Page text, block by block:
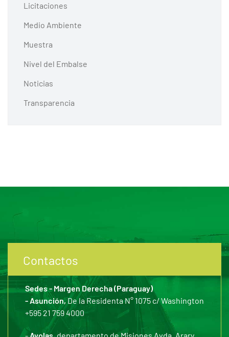
Licitaciones
Medio Ambiente
Muestra
Nivel del Embalse
Noticias
Transparencia
Contactos
Sedes - Margen Derecha (Paraguay)
- Asunción, De la Residenta N° 1075 c/ Washington
+595 21 759 4000